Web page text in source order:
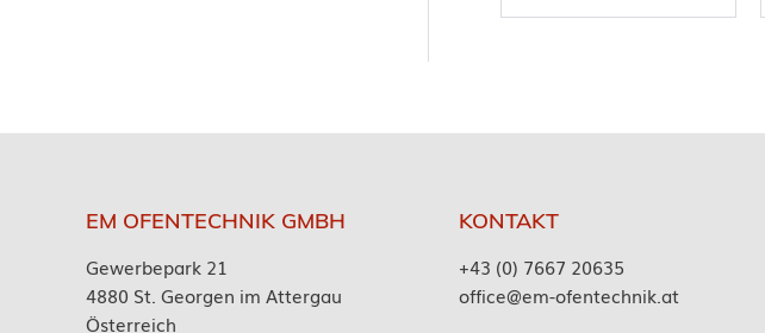
EM OFENTECHNIK GMBH
Gewerbepark 21
4880 St. Georgen im Attergau
Österreich
KONTAKT
+43 (0) 7667 20635
office@em-ofentechnik.at